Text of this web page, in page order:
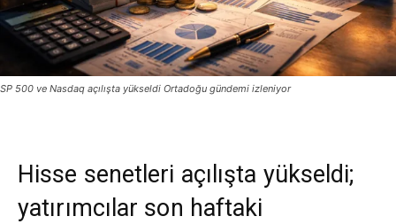
SP 500 ve Nasdaq açılışta yükseldi Ortadoğu gündemi izleniyor
Hisse senetleri açılışta yükseldi;
yatırımcılar son haftaki